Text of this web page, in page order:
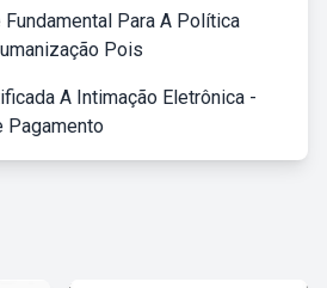
Para A Política
Pois
A Intimação Eletrônica -
Pagamento